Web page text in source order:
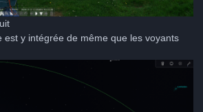
est y intégrée de même que les voyants